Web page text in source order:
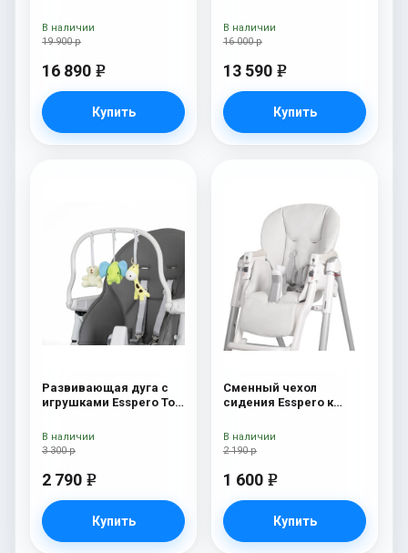
19 900 р
16 890 e
Купить
В наличии
16 000 р
13 590 e
Купить
В наличии
Развивающая дуга с
игрушками Esspero Toy
3 300 р
2 790 e
Купить
В наличии
Сменный чехол
сидения Esspero к
кормления Peg-Perego
Diner White
2 190 р
1 600 e
Купить
В наличии